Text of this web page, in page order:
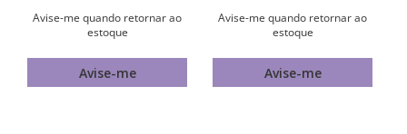
Avise-me quando retornar ao
estoque
Avise-me
Avise-me quando retornar ao
estoque
Avise-me